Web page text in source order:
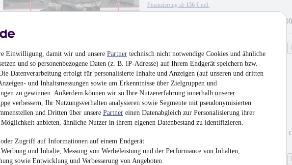
Einwilligung, damit wir und unsere Partner technisch nicht notwendige Cookies und ähnliche
und so personenbezogene Daten (z. B. IP-Adresse) auf Ihrem Endgerät speichern bzw.
Datenverarbeitung erfolgt für personalisierte Inhalte und Anzeigen (auf unseren und dritten
und Inhaltsmessungen sowie um Erkenntnisse über Zielgruppen und
zu gewinnen. Außerdem können wir so Ihre Nutzererfahrung innerhalb unserer
verbessern, Ihr Nutzungsverhalten analysieren sowie Segmente mit pseudonymisierten
und Dritten über unsere Partner einen Datenabgleich zur Personalisierung ihrer
anbieten, ähnliche Nutzer in ihrem eigenen Datenbestand zu identifizieren.
Zugriff auf Informationen auf einem Endgerät
und Inhalte, Messung von Werbeleistung und der Performance von Inhalten,
sowie Entwicklung und Verbesserung von Angeboten
Finanzierung ab 136 € mtl.
CFMOTO CFORCE 850 PRO
11.490 €¹
Finanzierung ab 130 € mtl.
800